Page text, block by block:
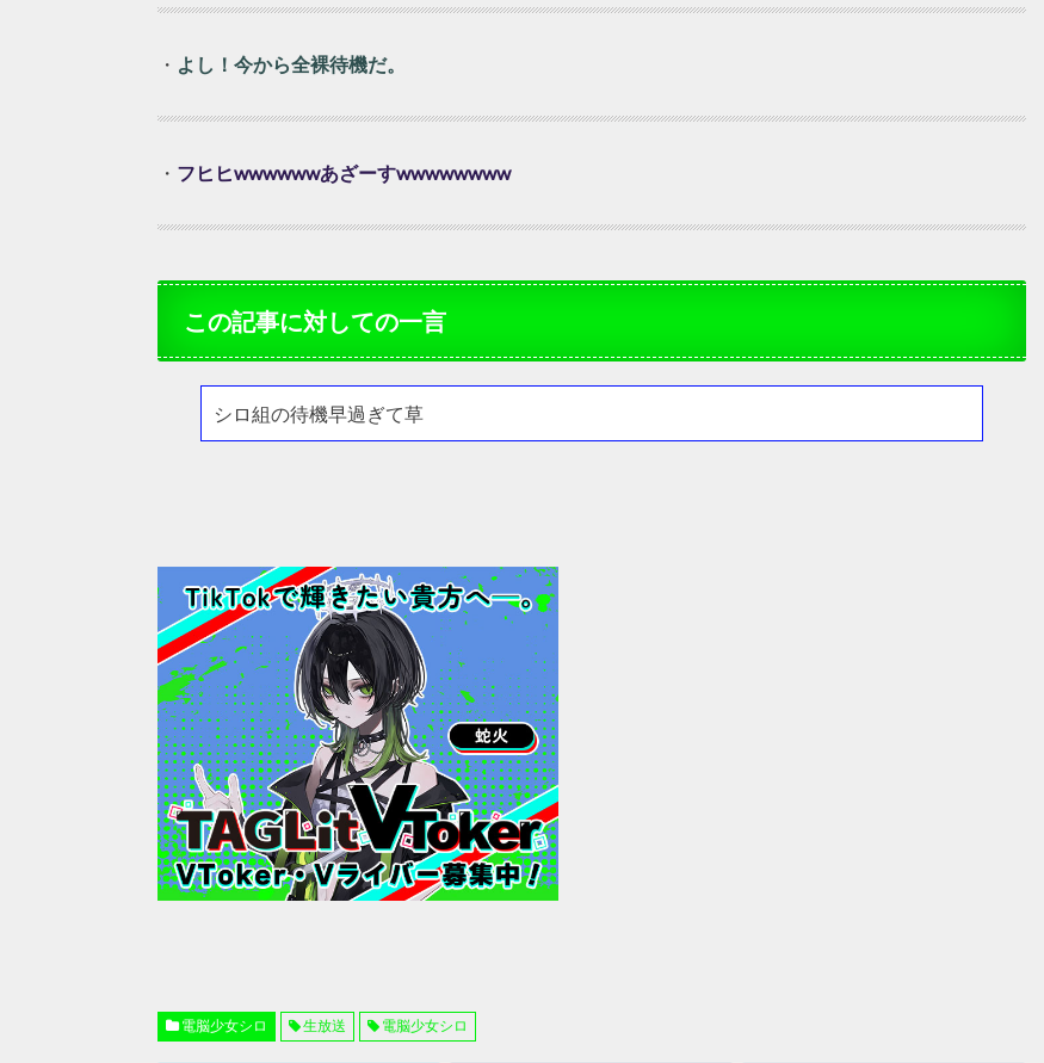
・ よし！今から全裸待機だ。
・ フヒヒwwwwwwあざーすwwwwwwww
この記事に対しての一言
シロ組の待機早過ぎて草
電脳少女シロ 生放送 電脳少女シロ